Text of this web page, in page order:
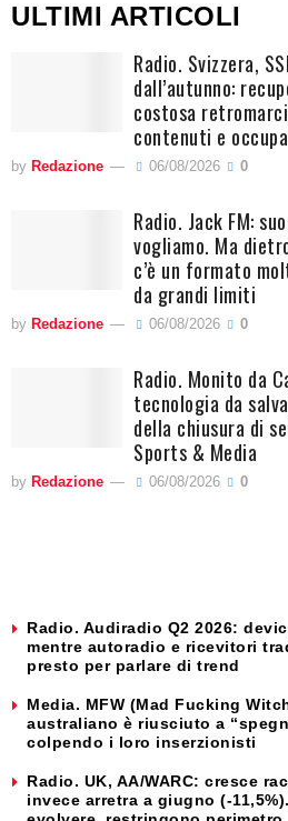
ULTIMI ARTICOLI
Radio. Svizzera,
dall’autunno:
costosa
contenuti e
by Redazione 06/08/2026 0
Radio. Jack FM:
vogliamo. Ma
c’è un formato
da grandi limiti
by Redazione 06/08/2026 0
Radio. Monito da
tecnologia da
della chiusura di
Sports & Media
by Redazione 06/08/2026 0
Radio. Audiradio Q2 2026:
mentre autoradio e ricevitori
presto per parlare di trend
Media. MFW (Mad Fucking
australiano è riusciuto a
colpendo i loro inserzionisti
Radio. UK, AA/WARC: cresce
invece arretra a giugno (-